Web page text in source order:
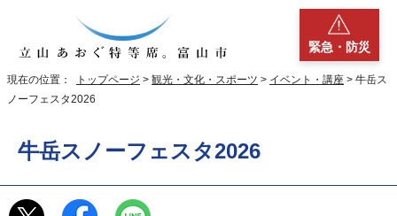
緊急・防災
現在の位置： トップページ > 観光・文化・スポーツ > イベント・講座 > 牛岳ス
ノーフェスタ2026
牛岳スノーフェスタ2026